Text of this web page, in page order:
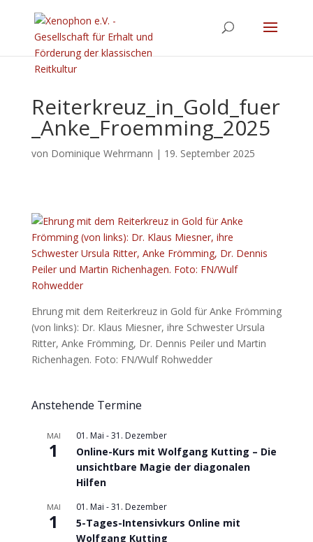
Reiterkreuz_in_Gold_fuer
_Anke_Froemming_2025
von Dominique Wehrmann | 19. September 2025
Ehrung mit dem Reiterkreuz in Gold für Anke Frömming
(von links): Dr. Klaus Miesner, ihre Schwester Ursula
Ritter, Anke Frömming, Dr. Dennis Peiler und Martin
Richenhagen. Foto: FN/Wulf Rohwedder
Anstehende Termine
MAI
1
01. Mai -31. Dezember
Online-Kurs mit Wolfgang Kutting – Die
unsichtbare Magie der diagonalen
Hilfen
MAI
1
01. Mai -31. Dezember
5-Tages-Intensivkurs Online mit
Wolfgang Kutting